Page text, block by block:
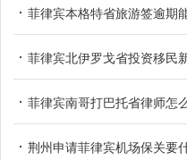
菲律宾本格特省旅游签逾期
菲律宾北伊罗戈省投资移民
菲律宾南哥打巴托省律师怎
荆州申请菲律宾机场保关要